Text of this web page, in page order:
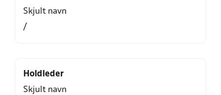
Skjult navn
/
Holdleder
Skjult navn